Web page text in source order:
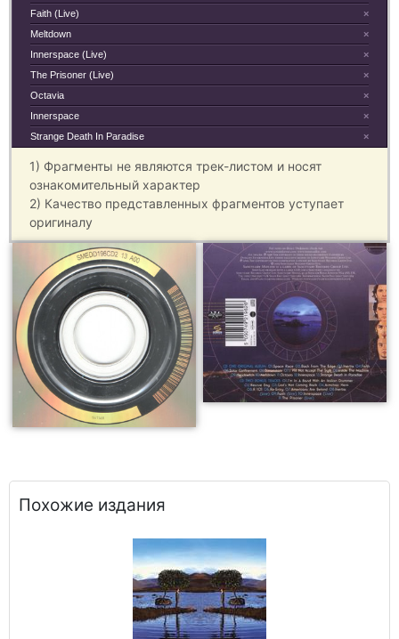
×
Faith (Live)
×
Meltdown
×
Innerspace (Live)
×
The Prisoner (Live)
×
Octavia
×
Innerspace
×
Strange Death In Paradise
1) Фрагменты не являются трек-листом и носят
ознакомительный характер
2) Качество представленных фрагментов уступает
оригиналу
Похожие издания